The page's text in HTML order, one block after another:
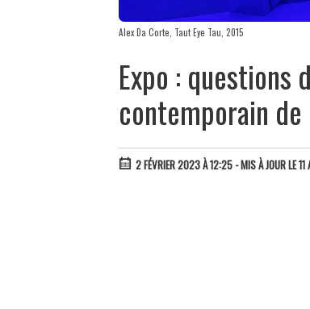
Alex Da Corte, Taut Eye Tau, 2015
Expo : questions
contemporain de
2 FÉVRIER 2023 À 12:25 - MIS À JOUR LE